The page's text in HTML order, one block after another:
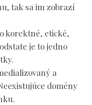
tak sa im zobrazí
korektné, etické,
je to jedno
a
domény